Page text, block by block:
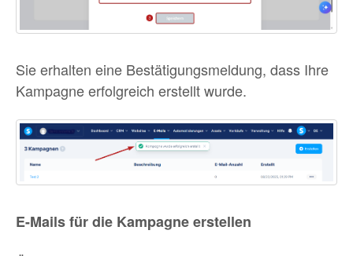
Sie erhalten eine Bestätigungsmeldung, dass Ihre
Kampagne erfolgreich erstellt wurde.
E-Mails für die Kampagne erstellen